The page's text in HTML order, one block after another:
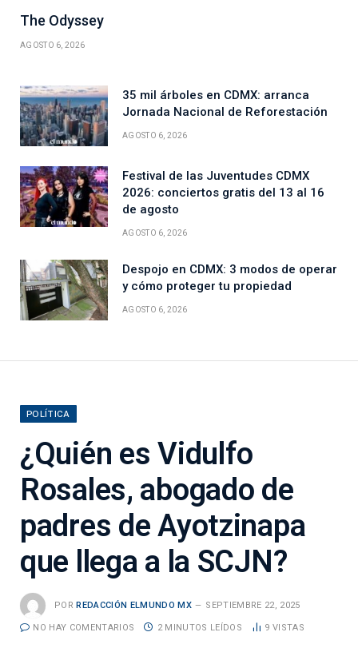
The Odyssey
AGOSTO 6, 2026
35 mil árboles en CDMX: arranca
Jornada Nacional de Reforestación
AGOSTO 6, 2026
Festival de las Juventudes CDMX
2026: conciertos gratis del 13 al 16
de agosto
AGOSTO 6, 2026
Despojo en CDMX: 3 modos de operar
y cómo proteger tu propiedad
AGOSTO 6, 2026
POLÍTICA
¿Quién es Vidulfo
Rosales, abogado de
padres de Ayotzinapa
que llega a la SCJN?
POR REDACCIÓN ELMUNDO MX SEPTIEMBRE 22, 2025
NO HAY COMENTARIOS 2 MINUTOS LEÍDOS 9 VISTAS